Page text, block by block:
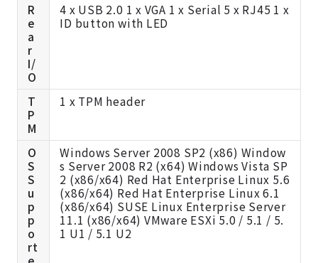
R
e
a
r
I/
O
4 x USB 2.0 1 x VGA 1 x Serial 5 x RJ45 1 x
ID button with LED
T
P
M
1 x TPM header
O
S
S
u
p
p
o
rt
Windows Server 2008 SP2 (x86) Window
s Server 2008 R2 (x64) Windows Vista SP
2 (x86/x64) Red Hat Enterprise Linux 5.6
(x86/x64) Red Hat Enterprise Linux 6.1
(x86/x64) SUSE Linux Enterprise Server
11.1 (x86/x64) VMware ESXi 5.0 / 5.1 / 5.
1 U1 / 5.1 U2